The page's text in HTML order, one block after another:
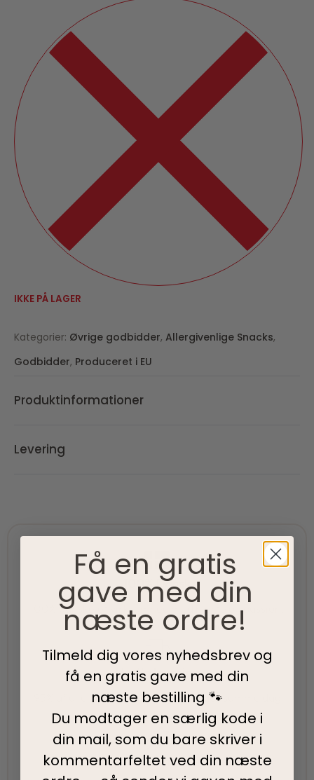
IKKE PÅ LAGER
Kategorier: Øvrige godbidder, Allergivenlige Snacks,
Godbidder, Produceret i EU
Produktinformationer
Levering
100% Dansk
100% danskejet virksomhed med hjerte og passion.
Vi værner om vores lokale rødder
Hurtig levering
95% af alle ordrer pakkes og afsendes samme dag
som du bestiller.
5-Stjernet kundeservice
Få en gratis
gave med din
næste ordre!
Tilmeld dig vores nyhedsbrev og
få en gratis gave med din
næste bestilling 🐾
Du modtager en særlig kode i
din mail, som du bare skriver i
kommentarfeltet ved din næste